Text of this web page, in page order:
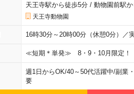
天王寺駅から徒歩5分/ 動物園前駅
天王寺動物園
16時30分～20時00分（休憩0分）／
≪短期＊単発≫ 8・9・10月限定！
週1日からOK/40～50代活躍中/副業
要